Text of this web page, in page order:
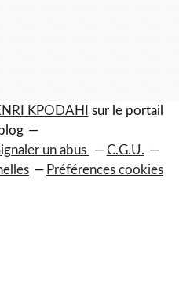
KPODAHI
sur le portail
un abus
C.G.U.
Préférences cookies